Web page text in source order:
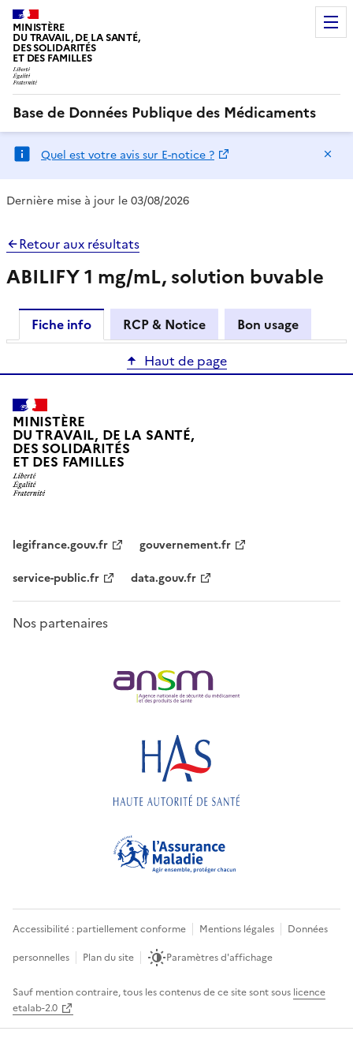
MINISTÈRE
DU TRAVAIL, DE LA SANTÉ,
DES SOLIDARITÉS
ET DES FAMILLES
Base de Données Publique des Médicaments
Quel est votre avis sur E-notice ?
Dernière mise à jour le 03/08/2026
Retour aux résultats
ABILIFY 1 mg/mL, solution buvable
Fiche info RCP & Notice
Bon usage
Haut de page
MINISTÈRE
DU TRAVAIL, DE LA SANTÉ,
DES SOLIDARITÉS
ET DES FAMILLES
legifrance.gouv.fr
gouvernement.fr
service-public.fr
data.gouv.fr
Nos partenaires
Accessibilité : partiellement conforme Mentions légales
Données
personnelles
Plan du site Paramètres d'affichage
Sauf mention contraire, tous les contenus de ce site sont sous licence
etalab-2.0